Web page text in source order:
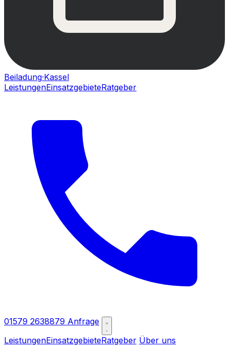
Beiladung·Kassel
LeistungenEinsatzgebieteRatgeber
01579 2638879 Anfrage
LeistungenEinsatzgebieteRatgeber Über uns